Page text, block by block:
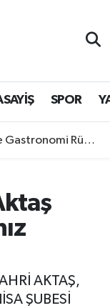
SPOR
"Manisa Kebabı" Oldu!
AKTAŞ,
ŞUBESİ